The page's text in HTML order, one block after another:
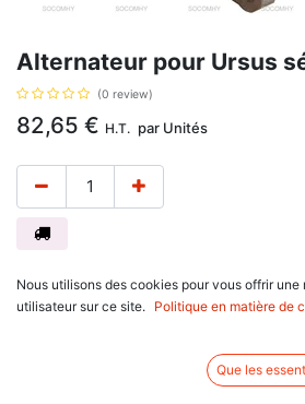
Alternateur pour Ursus
(0 review)
82,65 € H.T. par Unités
Alternateur, avec pour référence d'origine
Nous utilisons des cookies pour vous offrir
utilisateur sur ce site.
Politique en matière de
Que les